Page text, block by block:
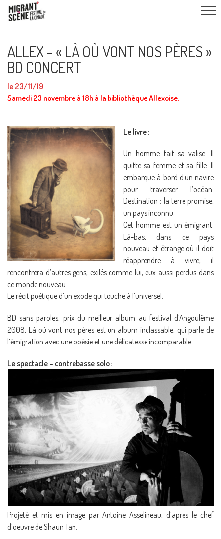
ALLEX – « LÀ OÙ VONT NOS PÈRES »
BD CONCERT
le 23/11/19
Samedi 23 novembre à 18h à la bibliothèque Allexoise.
Le livre :
Un homme fait sa valise. Il
quitte sa femme et sa fille. Il
embarque à bord d’un navire
pour traverser l’océan.
Destination : la terre promise,
un pays inconnu.
Cet homme est un émigrant.
Là-bas, dans ce pays
nouveau et étrange où il doit
réapprendre à vivre, il
rencontrera d’autres gens, exilés comme lui, eux aussi perdus dans
ce monde nouveau…
Le récit poétique d’un exode qui touche à l’universel.
BD sans paroles, prix du meilleur album au festival d’Angoulême
2008, Là où vont nos pères est un album inclassable, qui parle de
l’émigration avec une poésie et une délicatesse incomparable.
Le spectacle – contrebasse solo :
Projeté et mis en image par Antoine Asselineau, d’après le chef
d’oeuvre de Shaun Tan.